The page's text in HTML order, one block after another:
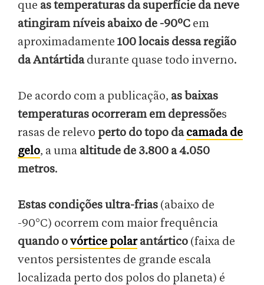
que as temperaturas da superfície da neve
atingiram níveis abaixo de -90ºC em
aproximadamente 100 locais dessa região
da Antártidadurante quase todo inverno.
De acordo com a publicação, as baixas
temperaturas ocorreram em depressões
rasas de relevo perto do topo dacamada de
gelo, a uma altitude de 3.800 a 4.050
metros.
Estas condições ultra-frias (abaixo de
-90°C) ocorrem com maior frequência
quando ovórtice polarantártico (faixa de
ventos persistentes de grande escala
localizada perto dos polos do planeta) é